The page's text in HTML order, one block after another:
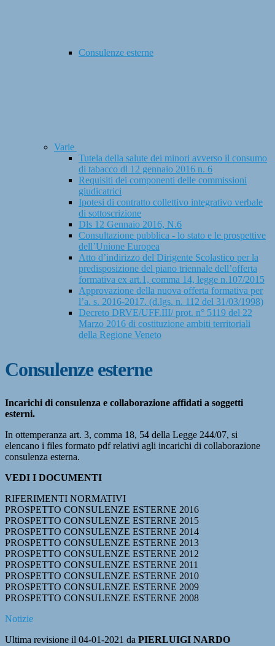
Consulenze esterne
Varie
Tutela della salute dei minori avverso il consumo
di tabacco dl 12 gennaio 2016 n. 6
Requisiti dei componenti delle commissioni
giudicatrici
Ipotesi di contratto collettivo integrativo verbale
di sottoscrizione
Dls 12 Gennaio 2016, N.6
Consultazione pubblica - lo stato e le prospettive
dell’Unione Europea
Atto d’indirizzo del Dirigente Scolastico per la
predisposizione del piano triennale dell’offerta
formativa ex art.1, comma 14, legge n.107/2015
Approvazione della nuova offerta formativa per
l’a. s. 2016-2017. (d.lgs. n. 112 del 31/03/1998)
Decreto DRVE/UFF.III/ prot. n° 5119 del 22
Marzo 2016 di costituzione ambiti territoriali
della Regione Veneto
Consulenze esterne
Incarichi di consulenza e collaborazione affidati a soggetti
esterni.
In ottemperanza art. 3, comma 18, 54 della Legge 244/07, si
elencano i files formato pdf relativi agli incarichi di collaborazione
consulenza esterna.
VEDI I DOCUMENTI
RIFERIMENTI NORMATIVI
PROSPETTO CONSULENZE ESTERNE 2016
PROSPETTO CONSULENZE ESTERNE 2015
PROSPETTO CONSULENZE ESTERNE 2014
PROSPETTO CONSULENZE ESTERNE 2013
PROSPETTO CONSULENZE ESTERNE 2012
PROSPETTO CONSULENZE ESTERNE 2011
PROSPETTO CONSULENZE ESTERNE 2010
PROSPETTO CONSULENZE ESTERNE 2009
PROSPETTO CONSULENZE ESTERNE 2008
Notizie
Ultima revisione il 04-01-2021 da PIERLUIGI NARDO